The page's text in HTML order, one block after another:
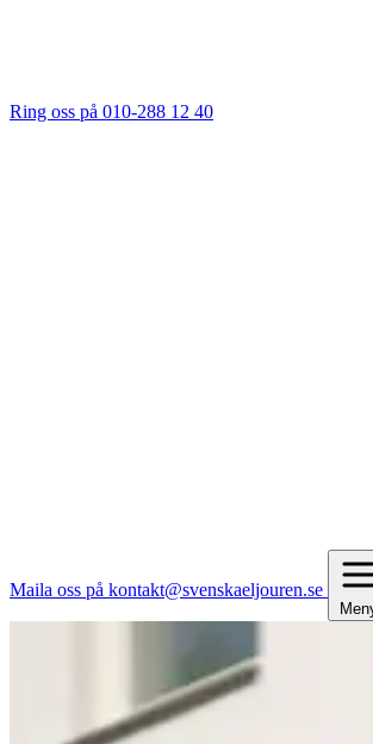
Ring oss på 010-288 12 40
Maila oss på kontakt@svenskaeljouren.se